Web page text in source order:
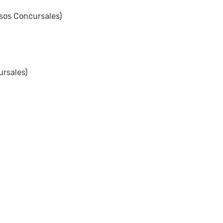
Concursales)